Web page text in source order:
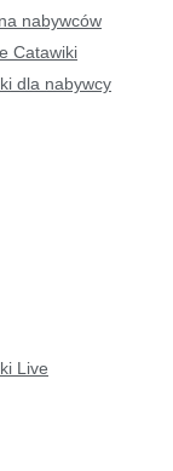
nabywców
Catawiki
dla nabywcy
Live